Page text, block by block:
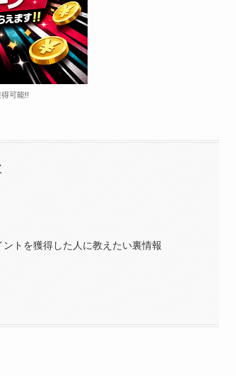
可能!!
トを獲得した人に教えたい裏情報